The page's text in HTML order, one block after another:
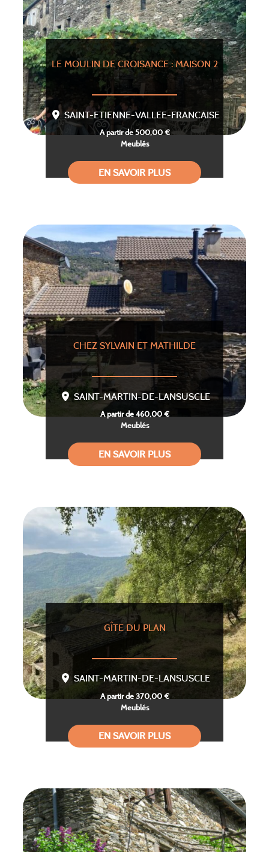
LE MOULIN DE CROISANCE : MAISON 2
SAINT-ETIENNE-VALLEE-FRANCAISE
A partir de 500,00 €
Meublés
EN SAVOIR PLUS
CHEZ SYLVAIN ET MATHILDE
SAINT-MARTIN-DE-LANSUSCLE
A partir de 460,00 €
Meublés
EN SAVOIR PLUS
GÎTE DU PLAN
SAINT-MARTIN-DE-LANSUSCLE
A partir de 370,00 €
Meublés
EN SAVOIR PLUS